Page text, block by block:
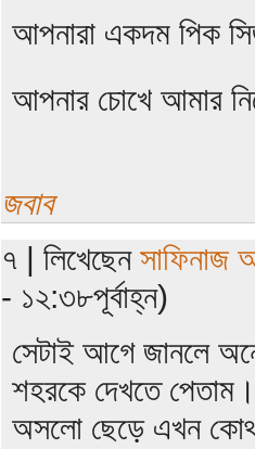
আপনারা একদম পিক
আপনার চোখে আমার
জবাব
৭ | লিখেছেন সাফিনাজ
- ১২:৩৮পূর্বাহ্ন)
সেটাই আগে জানলে
শহরকে দেখতে পেতাম।
অসলো ছেড়ে এখন